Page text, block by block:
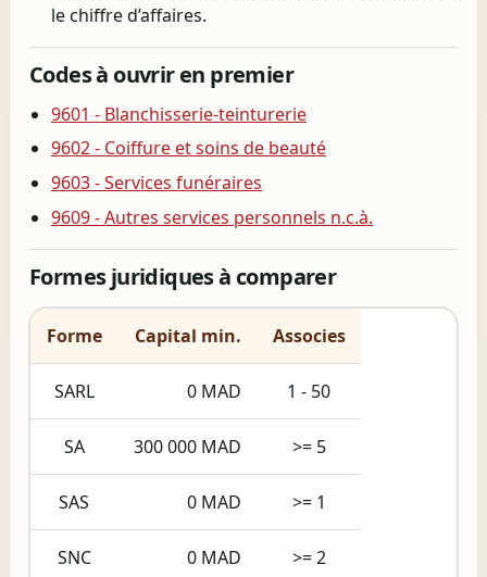
le chiffre d’affaires.
Codes à ouvrir en premier
9601 - Blanchisserie-teinturerie
9602 - Coiffure et soins de beauté
9603 - Services funéraires
9609 - Autres services personnels n.c.à.
Formes juridiques à comparer
Forme Capital min. Associes
SARL 0 MAD 1 - 50
SA 300 000 MAD >= 5
SAS 0 MAD >= 1
SNC 0 MAD >= 2